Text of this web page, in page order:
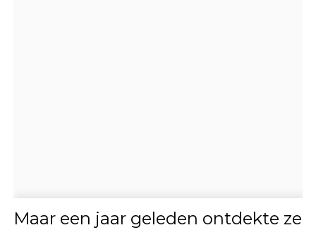
Maar een jaar geleden ontdekte ze